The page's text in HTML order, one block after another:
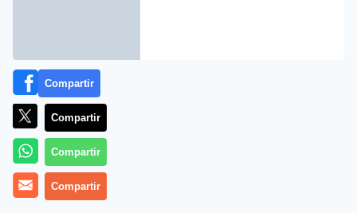
Compartir
Compartir
Compartir
Compartir